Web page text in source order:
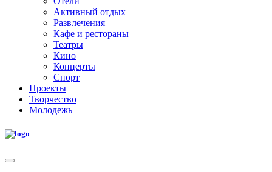
Активный отдых
Развлечения
Кафе и рестораны
Театры
Кино
Концерты
Спорт
Проекты
Творчество
Молодежь